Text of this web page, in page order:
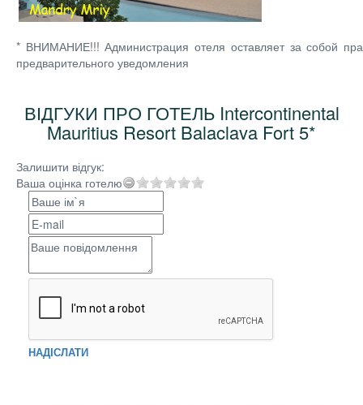
* ВНИМАНИЕ!!! Администрация отеля оставляет за собой
предварительного уведомления
ВІДГУКИ ПРО ГОТЕЛЬ Intercontinental
Mauritius Resort Balaclava Fort 5*
Залишити відгук:
Ваша оцінка готелю
НАДІСЛАТИ